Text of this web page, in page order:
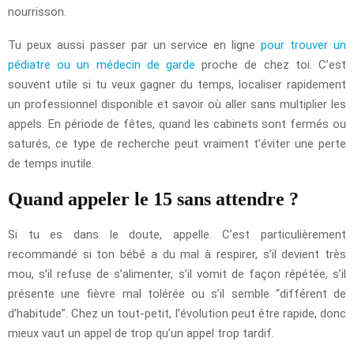
nourrisson.
Tu peux aussi passer par un service en lignepour trouver un
pédiatre ou un médecin de garde proche de chez toi. C’est
souvent utile si tu veux gagner du temps, localiser rapidement
un professionnel disponible et savoir où aller sans multiplier les
appels. En période de fêtes, quand les cabinets sont fermés ou
saturés, ce type de recherche peut vraiment t’éviter une perte
de temps inutile.
Quand appeler le 15 sans attendre ?
Si tu es dans le doute, appelle. C’est particulièrement
recommandé si ton bébé a du mal à respirer, s’il devient très
mou, s’il refuse de s’alimenter, s’il vomit de façon répétée, s’il
présente une fièvre mal tolérée ou s’il semble “différent de
d’habitude”. Chez un tout-petit, l’évolution peut être rapide, donc
mieux vaut un appel de trop qu’un appel trop tardif.